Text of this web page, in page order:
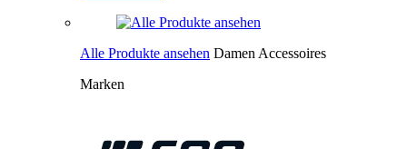
Alle Produkte ansehen Damen Accessoires
Marken